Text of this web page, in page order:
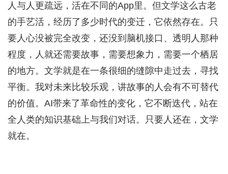
人与人更疏远，活在不同的App里。但文学这么古老
的手艺活，经历了多少时代的变迁，它依然存在。只
要人心没被完全改变，还没到脑机接口、透明人那种
程度，人就还需要故事，需要想象力，需要一个栖居
的地方。文学就是在一条很细的缝隙中走过去，寻找
平衡。我对未来比较乐观，讲故事的人会有不可替代
的价值。AI带来了革命性的变化，它不断迭代，站在
全人类的知识基础上与我们对话。只要人还在，文学
就在。